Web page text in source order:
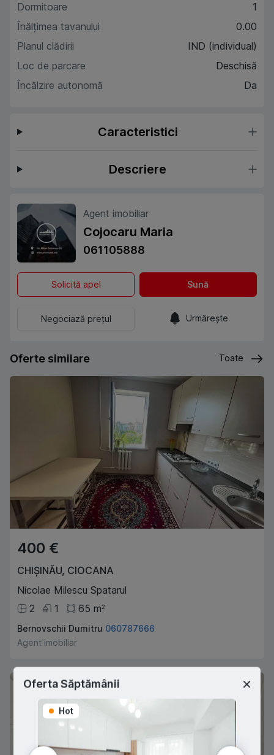
Dormitoare
1
Înălțimea tavanului
0.00
Planul clădirii
IND (individual)
Loc de parcare
Deschisă
Încălzire autonomă
Da
Caracteristici
Descriere
Agent imobiliar
Cojocaru Maria
061105888
Solicită apel Sună
Negociază prețul Urmărește
Oferte similare Toate
400 €
CHIȘINĂU, CIOCANA
Nicolae Milescu Spatarul
2
1 65 m2
Bernovschii Dumitru 060787666
Agent imobiliar
ÎNCHIRIAT
Oferta Săptămânii
Hot